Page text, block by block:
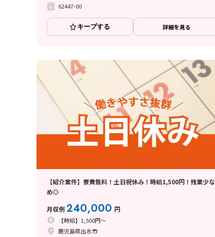
62447-00
キープする 詳細を見る
【紹介案件】寮費無料！土日祝休み！時給1,500円！残業少な
め◎
月収例240,000 円
【時給】1,500円～
鹿児島県出水市